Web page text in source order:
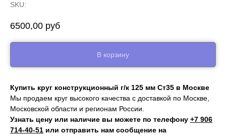
SKU:
6500,00 руб
В корзину
Купить круг конструкционный г/к 125 мм Ст35 в Москве
Мы продаем круг высокого качества с доставкой по Москве,
Московской области и регионам России.
Узнать цену или наличие вы можете по телефону +7 906
714‑40-51 или отправить нам сообщение на